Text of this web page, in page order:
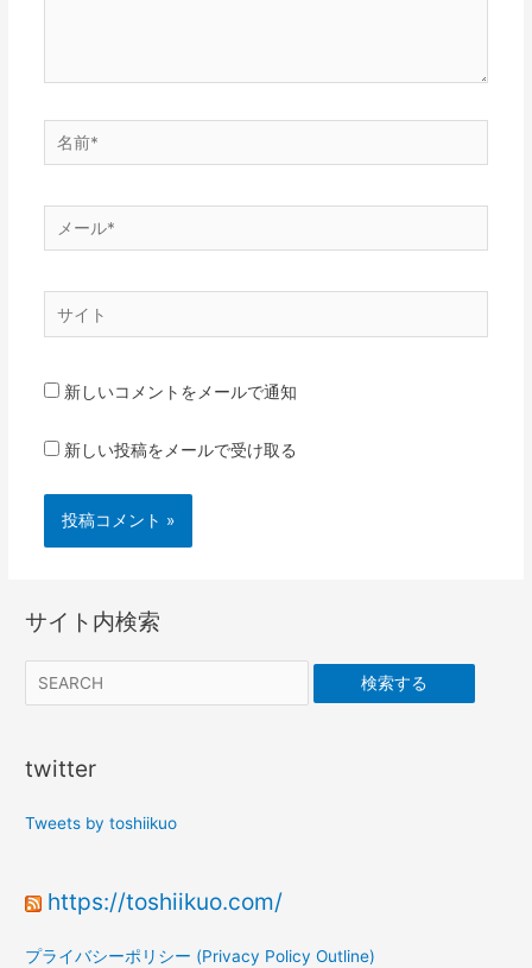
前
ー
イ
新しいコメントをメールで通知
新しい投稿をメールで受け取る
サイト内検索
検索する
twitter
Tweets by toshiikuo
https://toshiikuo.com/
プライバシーポリシー (Privacy Policy Outline)